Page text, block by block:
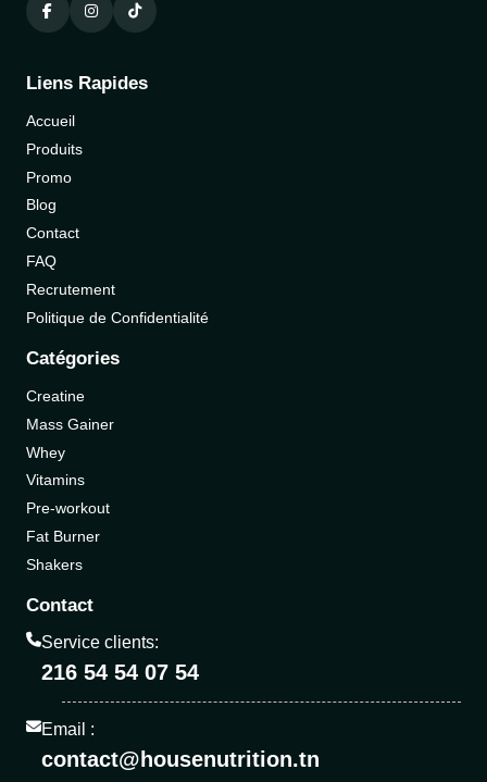
Liens Rapides
Accueil
Produits
Promo
Blog
Contact
FAQ
Recrutement
Politique de Confidentialité
Catégories
Creatine
Mass Gainer
Whey
Vitamins
Pre-workout
Fat Burner
Shakers
Contact
Service clients:
216 54 54 07 54
Email :
contact@housenutrition.tn